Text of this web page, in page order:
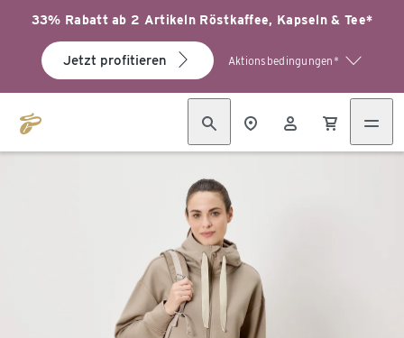
33% Rabatt ab 2 Artikeln Röstkaffee, Kapseln & Tee*
Jetzt profitieren Aktionsbedingungen*